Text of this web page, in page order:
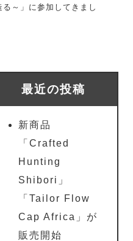
～」に参加してきまし
最近の投稿
新商品
「Crafted
Hunting
Shibori」
「Tailor Flow
Cap Africa」が
販売開始